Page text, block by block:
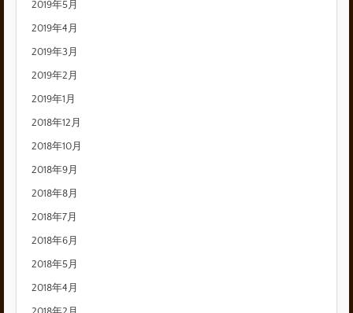
2019年5月
2019年4月
2019年3月
2019年2月
2019年1月
2018年12月
2018年10月
2018年9月
2018年8月
2018年7月
2018年6月
2018年5月
2018年4月